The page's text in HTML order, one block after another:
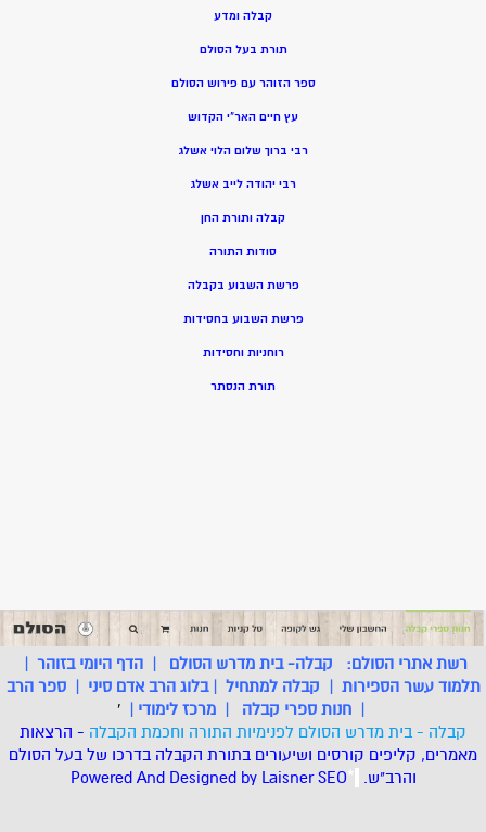
קבלה ומדע
תורת בעל הסולם
ספר הזוהר עם פירוש הסולם
עץ חיים האר”י הקדוש
רבי ברוך שלום הלוי אשלג
רבי יהודה לייב אשלג
קבלה ותורת החן
סודות התורה
פרשת השבוע בקבלה
פרשת השבוע בחסידות
רוחניות וחסידות
תורת הנסתר
רשת אתרי הסולם: קבלה- בית מדרש הסולם |הדף היומי בזוהר |
תלמוד עשר הספירות | קבלה למתחיל |בלוג הרב אדם סיני |ספר הרב
| חנות ספרי קבלה | מרכז לימודי |
'
קבלה - בית מדרש הסולם לפנימיות התורה וחכמת הקבלה - הרצאות
מאמרים, קליפים קורסים ושיעורים בתורת הקבלה בדרכו של בעל הסולם
והרב"ש. *
Powered And Designed by LaisnerSEO